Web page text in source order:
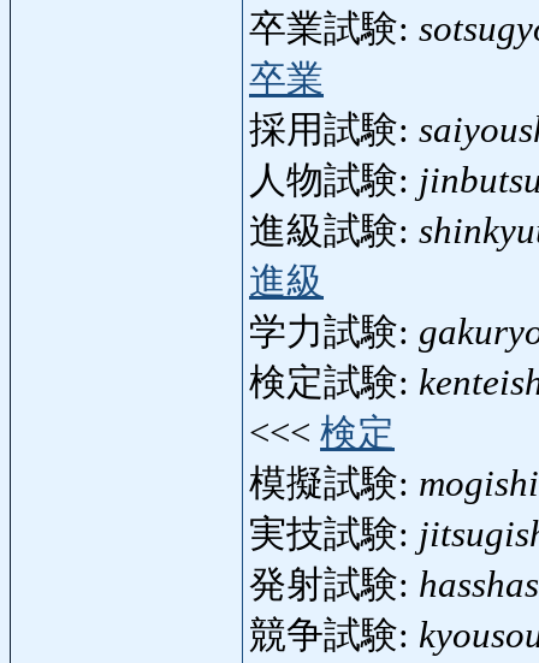
卒業試験:
卒業
採用試験:
人物試験:
進級試験:
進級
学力試験:
検定試験:
<<< 検定
模擬試験:
実技試験:
発射試験:
競争試験: